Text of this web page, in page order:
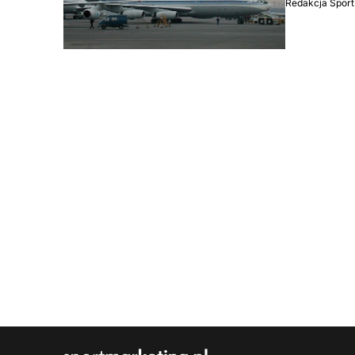
Redakcja